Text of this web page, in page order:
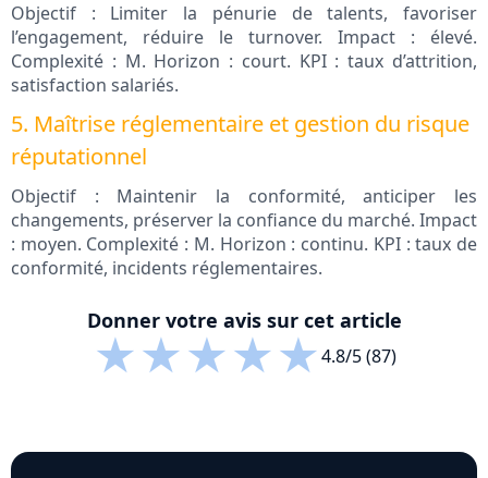
Objectif : Limiter la pénurie de talents, favoriser
l’engagement, réduire le turnover. Impact : élevé.
Complexité : M. Horizon : court. KPI : taux d’attrition,
satisfaction salariés.
5. Maîtrise réglementaire et gestion du risque
réputationnel
Objectif : Maintenir la conformité, anticiper les
changements, préserver la confiance du marché. Impact
: moyen. Complexité : M. Horizon : continu. KPI : taux de
conformité, incidents réglementaires.
Donner votre avis sur cet article
★★★★★4.8/5 (87)